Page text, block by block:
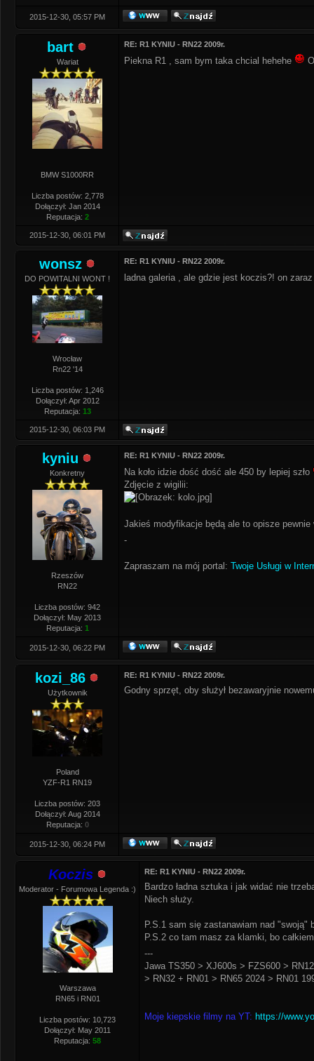
2015-12-30, 05:57 PM
bart
Wariat
BMW S1000RR
Liczba postów: 2,778
Dołączył: Jan 2014
Reputacja: 2
RE: R1 KYNIU - RN22 2009r.
Piekna R1 , sam bym taka chcial hehehe
2015-12-30, 06:01 PM
wonsz
DO POWITALNI WONT !
Wrocław
Rn22 '14
Liczba postów: 1,246
Dołączył: Apr 2012
Reputacja: 13
RE: R1 KYNIU - RN22 2009r.
ladna galeria , ale gdzie jest koczis?! on
2015-12-30, 06:03 PM
kyniu
Konkretny
Rzeszów
RN22
Liczba postów: 942
Dołączył: May 2013
Reputacja: 1
RE: R1 KYNIU - RN22 2009r.
Na koło idzie dość dość ale 450 by lepiej szło
Zdjęcie z wigilii:
Jakieś modyfikacje będą ale to opisze
-
Zapraszam na mój portal: Twoje Usługi w
2015-12-30, 06:22 PM
kozi_86
Użytkownik
Poland
YZF-R1 RN19
Liczba postów: 203
Dołączył: Aug 2014
Reputacja: 0
RE: R1 KYNIU - RN22 2009r.
Godny sprzęt, oby służył bezawaryjnie
2015-12-30, 06:24 PM
Koczis
Moderator - Forumowa Legenda :)
Warszawa
RN65 i RN01
Liczba postów: 10,723
Dołączył: May 2011
Reputacja: 58
RE: R1 KYNIU - RN22 2009r.
Bardzo ładna sztuka i jak widać nie
Niech służy.
P.S.1 sam się zastanawiam nad "swoją"
P.S.2 co tam masz za klamki, bo
---
Jawa TS350 > XJ600s > FZS600 >
> RN32 + RN01 > RN65 2024 > RN01
Moje kiepskie filmy na YT: https://